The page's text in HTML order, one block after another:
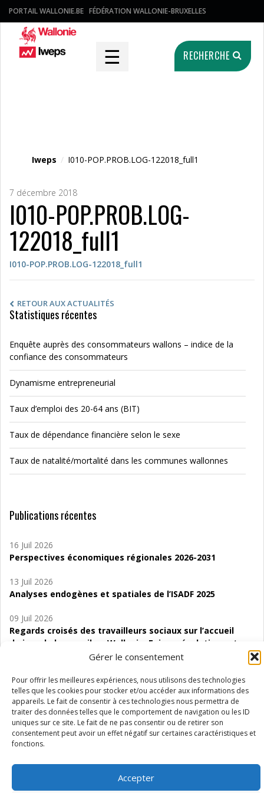
Gérer le consentement
Pour offrir les meilleures expériences, nous utilisons des technologies
telles que les cookies pour stocker et/ou accéder aux informations des
appareils. Le fait de consentir à ces technologies nous permettra de
traiter des données telles que le comportement de navigation ou les ID
uniques sur ce site. Le fait de ne pas consentir ou de retirer son
consentement peut avoir un effet négatif sur certaines caractéristiques et
fonctions.
Accepter
PORTAIL WALLONIE.BE FÉDÉRATION WALLONIE-BRUXELLES
☰ RECHERCHE
Iweps / I010-POP.PROB.LOG-122018_full1
7 décembre 2018
I010-POP.PROB.LOG-
122018_full1
I010-POP.PROB.LOG-122018_full1
RETOUR AUX ACTUALITÉS
Statistiques récentes
Enquête auprès des consommateurs wallons – indice de la
confiance des consommateurs
Dynamisme entrepreneurial
Taux d’emploi des 20-64 ans (BIT)
Taux de dépendance financière selon le sexe
Taux de natalité/mortalité dans les communes wallonnes
Publications récentes
16 Juil 2026
Perspectives économiques régionales 2026-2031
13 Juil 2026
Analyses endogènes et spatiales de l’ISADF 2025
09 Juil 2026
Regards croisés des travailleurs sociaux sur l’accueil
de jour de bas seuil en Wallonie. Enjeux, évolutions et
06 Juil 2026
Étude d’évaluabilité des Structures
d’accompagnement à l’autocréation d’emploi (SAACE)
01 Juil 2026
Pénurie du personnel infirmier :quels indicateurs
Wallonie ?